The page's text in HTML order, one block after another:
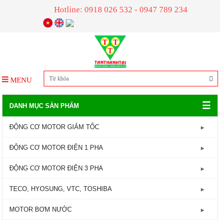
Hotline: 0918 026 532 - 0947 789 234
MENU
DANH MỤC SẢN PHẨM ☰
ĐỘNG CƠ MOTOR GIẢM TỐC
GIẢM TỐC TRỤC LIỀN
GIẢM TỐC ĐẦU TRÒN
GIẢM TỐC ĐẦU VUÔNG
GIẢM TỐC CỐT ÂM
ĐỘNG CƠ MOTOR ĐIỆN 1 PHA
Động Cơ Motor Điện 1 Pha - 1450RPM
Động Cơ Motor Điện 1 Pha - 2800RPM
ĐỘNG CƠ MOTOR ĐIỆN 3 PHA
Động Cơ Motor Điện 3 Pha - 960RPM
Động Cơ Motor Điện 3 Pha - 1450RPM
TECO, HYOSUNG, VTC, TOSHIBA
MOTOR TECO
MOTOR BƠM NƯỚC